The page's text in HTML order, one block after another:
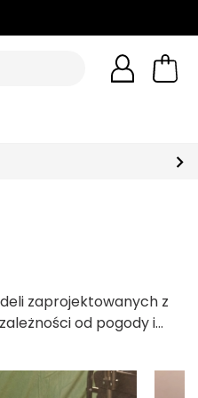
zaprojektowanych z
od pogody i